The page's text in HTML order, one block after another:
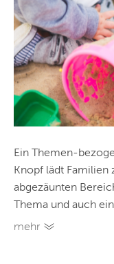
Ein Themen-
Knopf lädt Familien
abgezäunten
Thema und auch
mehr